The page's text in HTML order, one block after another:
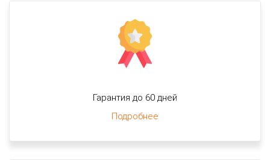
Гарантия до 60 дней
Подробнее